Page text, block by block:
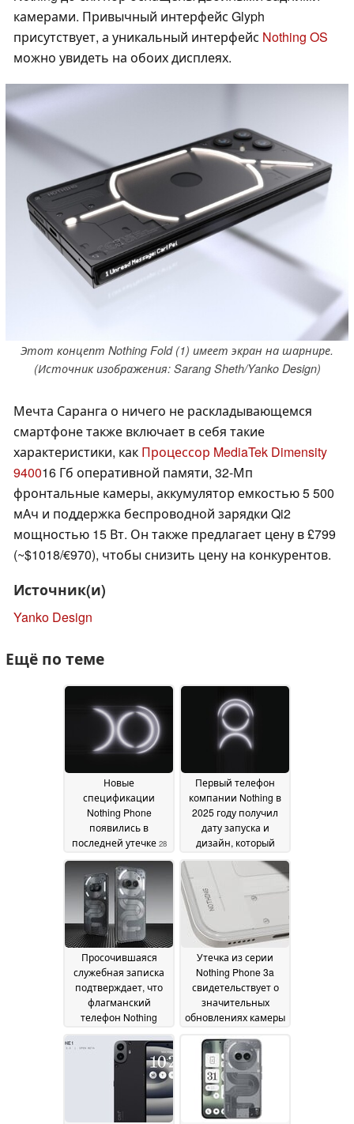
камерами. Привычный интерфейс Glyph
присутствует, а уникальный интерфейс Nothing OS
можно увидеть на обоих дисплеях.
Этот концепт Nothing Fold (1) имеет экран на шарнире.
(Источник изображения: Sarang Sheth/Yanko Design)
Мечта Саранга о ничего не раскладывающемся
смартфоне также включает в себя такие
характеристики, как Процессор MediaTek Dimensity
940016 Гб оперативной памяти, 32-Мп
фронтальные камеры, аккумулятор емкостью 5 500
мАч и поддержка беспроводной зарядки Qi2
мощностью 15 Вт. Он также предлагает цену в £799
(~$1018/€970), чтобы снизить цену на конкурентов.
Источник(и)
Yanko Design
Ещё по теме
Новые
спецификации
Nothing Phone
появились в
последней утечке 28
January 2025
Первый телефон
компании Nothing в
2025 году получил
дату запуска и
дизайн, который
поклонникам
OnePlus
Просочившаяся
служебная записка
подтверждает, что
флагманский
телефон Nothing
этом квартале14
January 2025
Утечка из серии
Nothing Phone 3a
свидетельствует о
значительных
обновлениях камеры